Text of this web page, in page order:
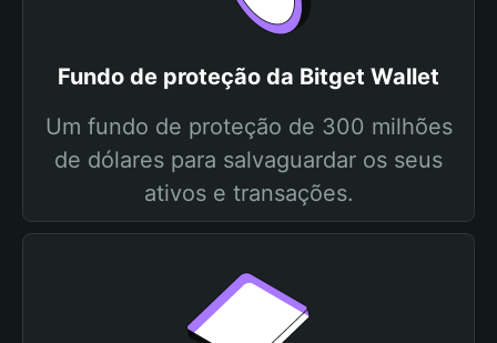
Fundo de proteção da Bitget Wallet
Um fundo de proteção de 300 milhões
de dólares para salvaguardar os seus
ativos e transações.